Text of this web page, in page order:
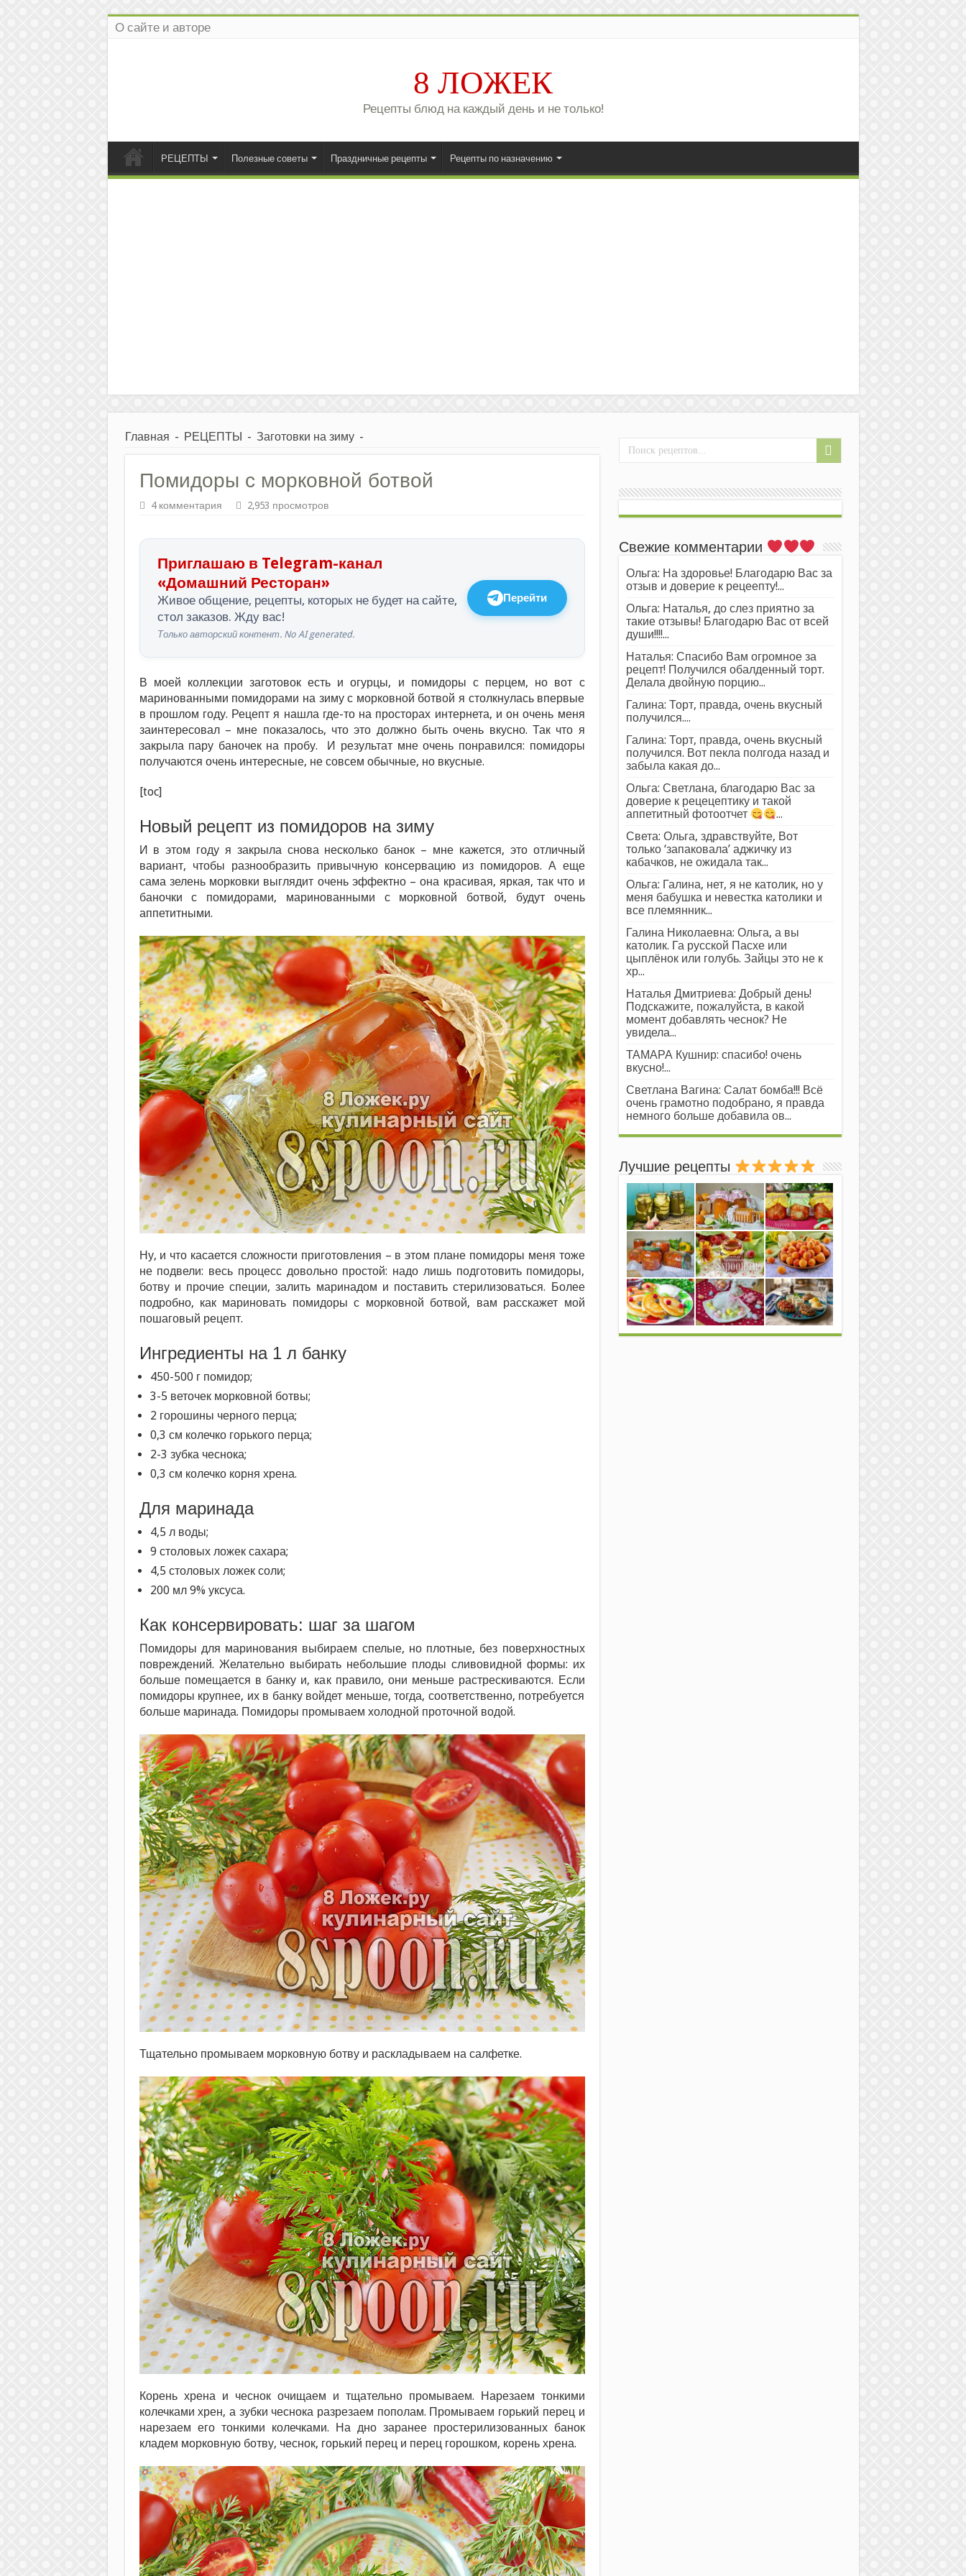
О сайте и авторе
8 ЛОЖЕК
Рецепты блюд на каждый день и не только!
РЕЦЕПТЫ Полезные советы Праздничные рецепты Рецепты по назначению
Главная - РЕЦЕПТЫ - Заготовки на зиму -
Помидоры с морковной ботвой
4 комментария 2,953 просмотров
Приглашаю в Telegram-канал
«Домашний Ресторан»
Живое общение, рецепты, которых не будет на сайте,
стол заказов. Жду вас!
Только авторский контент. No AI generated.
Перейти
В моей коллекции заготовок есть и огурцы, и помидоры с перцем, но вот с
маринованными помидорами на зиму с морковной ботвой я столкнулась впервые
в прошлом году. Рецепт я нашла где-то на просторах интернета, и он очень меня
заинтересовал – мне показалось, что это должно быть очень вкусно. Так что я
закрыла пару баночек на пробу. И результат мне очень понравился: помидоры
получаются очень интересные, не совсем обычные, но вкусные.
[toc]
Новый рецепт из помидоров на зиму
И в этом году я закрыла снова несколько банок – мне кажется, это отличный
вариант, чтобы разнообразить привычную консервацию из помидоров. А еще
сама зелень морковки выглядит очень эффектно – она красивая, яркая, так что и
баночки с помидорами, маринованными с морковной ботвой, будут очень
аппетитными.
Ну, и что касается сложности приготовления – в этом плане помидоры меня тоже
не подвели: весь процесс довольно простой: надо лишь подготовить помидоры,
ботву и прочие специи, залить маринадом и поставить стерилизоваться. Более
подробно, как мариновать помидоры с морковной ботвой, вам расскажет мой
пошаговый рецепт.
Ингредиенты на 1 л банку
450-500 г помидор;
3-5 веточек морковной ботвы;
2 горошины черного перца;
0,3 см колечко горького перца;
2-3 зубка чеснока;
0,3 см колечко корня хрена.
Для маринада
4,5 л воды;
9 столовых ложек сахара;
4,5 столовых ложек соли;
200 мл 9% уксуса.
Как консервировать: шаг за шагом
Помидоры для маринования выбираем спелые, но плотные, без поверхностных
повреждений. Желательно выбирать небольшие плоды сливовидной формы: их
больше помещается в банку и, как правило, они меньше растрескиваются. Если
помидоры крупнее, их в банку войдет меньше, тогда, соответственно, потребуется
больше маринада. Помидоры промываем холодной проточной водой.
Тщательно промываем морковную ботву и раскладываем на салфетке.
Корень хрена и чеснок очищаем и тщательно промываем. Нарезаем тонкими
колечками хрен, а зубки чеснока разрезаем пополам. Промываем горький перец и
нарезаем его тонкими колечками. На дно заранее простерилизованных банок
кладем морковную ботву, чеснок, горький перец и перец горошком, корень хрена.
Свежие комментарии
Ольга: На здоровье! Благодарю Вас за
отзыв и доверие к рецеепту!...
Ольга: Наталья, до слез приятно за
такие отзывы! Благодарю Вас от всей
души!!!!...
Наталья: Спасибо Вам огромное за
рецепт! Получился обалденный торт.
Делала двойную порцию...
Галина: Торт, правда, очень вкусный
получился....
Галина: Торт, правда, очень вкусный
получился. Вот пекла полгода назад и
забыла какая до...
Ольга: Светлана, благодарю Вас за
доверие к рецецептику и такой
аппетитный фотоотчет
...
Света: Ольга, здравствуйте, Вот
только ‘запаковала’ аджичку из
кабачков, не ожидала так...
Ольга: Галина, нет, я не католик, но у
меня бабушка и невестка католики и
все племянник...
Галина Николаевна: Ольга, а вы
католик. Га русской Пасхе или
цыплёнок или голубь. Зайцы это не к
хр...
Наталья Дмитриева: Добрый день!
Подскажите, пожалуйста, в какой
момент добавлять чеснок? Не
увидела...
ТАМАРА Кушнир: спасибо! очень
вкусно!...
Светлана Вагина: Салат бомба!!! Всё
очень грамотно подобрано, я правда
немного больше добавила ов...
Лучшие рецепты